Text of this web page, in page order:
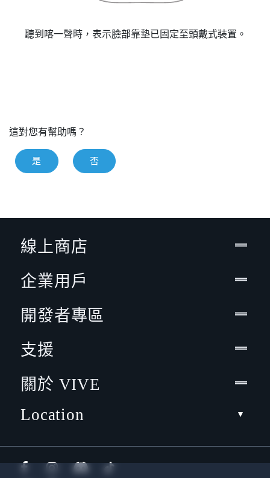
聽到喀一聲時，表示臉部靠墊已固定至頭戴式裝置。
這對您有幫助嗎？
是 否
線上商店
企業用戶
開發者專區
支援
關於 VIVE
Location